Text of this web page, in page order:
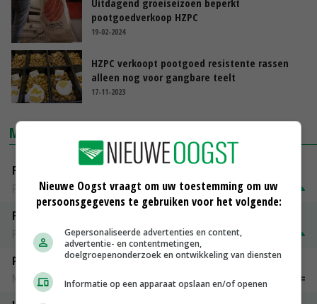
Uitdagend groeiseizoen beperkt
pootgoedverkoop HZPC
19-02-2024
HZPC verkoopt pootgoed resistente rassen
alleen nog voor gangbare teelt
17-11-2023
MARKTPRIJZEN
Fontane
PotatoNL
€ 15,00~ € 23,00
Fritesgeschikt NL Du Be
PotatoNL
€ 15,00
Peen
Noteringen
€ 26,00~ € 33,00
Nieuwe Oogst vraagt om uw toestemming om uw
persoonsgegevens te gebruiken voor het volgende:
Gepersonaliseerde advertenties en content,
advertentie- en contentmetingen,
doelgroepenonderzoek en ontwikkeling van diensten
Informatie op een apparaat opslaan en/of openen